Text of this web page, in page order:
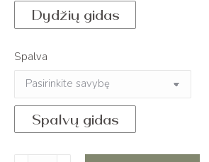
Dydžių gidas
Spalva
Spalvų gidas